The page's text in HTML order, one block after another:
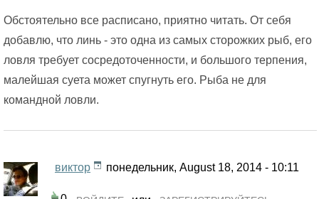
Обстоятельно все расписано, приятно читать. От себя
добавлю, что линь - это одна из самых сторожких рыб, его
ловля требует сосредоточенности, и большого терпения,
малейшая суета может спугнуть его. Рыба не для
командной ловли.
виктор понедельник, August 18, 2014 - 10:11